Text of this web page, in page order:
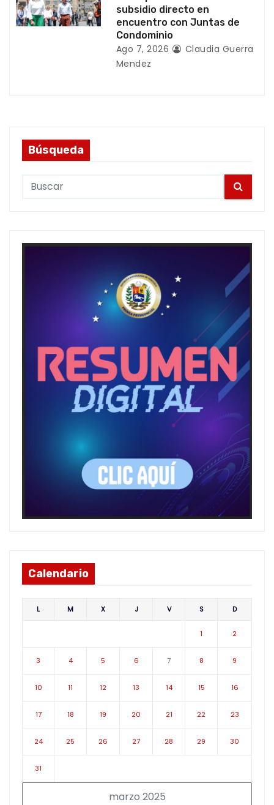
subsidio directo en
encuentro con Juntas de
Condominio
Ago 7, 2026
Claudia Guerra
Mendez
Búsqueda
c
Calendario
marzo 2025
L M X J V S D
1 2
3 4 5 6 7 8 9
10 11 12 13 14 15 16
17 18 19 20 21 22 23
24 25 26 27 28 29 30
31